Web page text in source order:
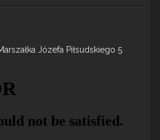
Józefa Piłsudskiego 5